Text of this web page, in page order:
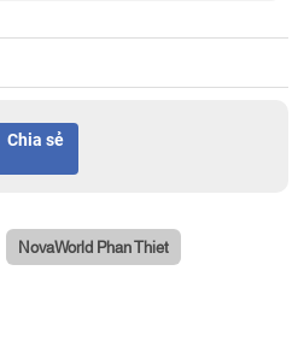
Chia sẻ
NovaWorld Phan Thiet